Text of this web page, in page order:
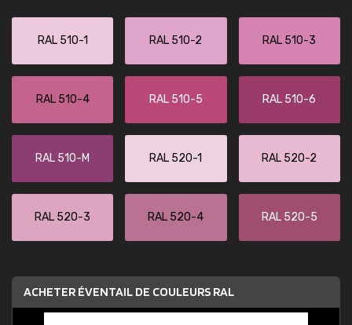
RAL 510-1 RAL 510-2 RAL 510-3
RAL 510-4 RAL 510-5 RAL 510-6
RAL 510-M RAL 520-1 RAL 520-2
RAL 520-3 RAL 520-4 RAL 520-5
ACHETER ÉVENTAIL DE COULEURS RAL